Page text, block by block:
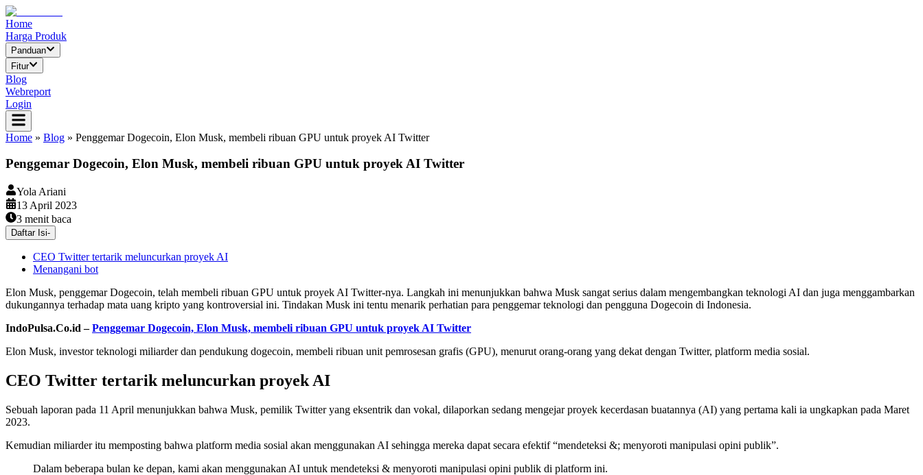
Home
Harga Produk
Panduan
Fitur
Blog
Webreport
Login
Home » Blog » Penggemar Dogecoin, Elon Musk, membeli ribuan GPU untuk proyek AI Twitter
Penggemar Dogecoin, Elon Musk, membeli ribuan GPU untuk proyek AI Twitter
Yola Ariani
13 April 2023
3 menit baca
Daftar Isi-
CEO Twitter tertarik meluncurkan proyek AI
Menangani bot
Elon Musk, penggemar Dogecoin, telah membeli ribuan GPU untuk proyek AI Twitter-nya. Langkah ini menunjukkan bahwa Musk sangat serius dalam mengembangkan teknologi AI dan juga menggambarkan
dukungannya terhadap mata uang kripto yang kontroversial ini. Tindakan Musk ini tentu menarik perhatian para penggemar teknologi dan pengguna Dogecoin di Indonesia.
IndoPulsa.Co.id –Penggemar Dogecoin, Elon Musk, membeli ribuan GPU untuk proyek AI Twitter
Elon Musk, investor teknologi miliarder dan pendukung dogecoin, membeli ribuan unit pemrosesan grafis (GPU), menurut orang-orang yang dekat dengan Twitter, platform media sosial.
CEO Twitter tertarik meluncurkan proyek AI
Sebuah laporan pada 11 April menunjukkan bahwa Musk, pemilik Twitter yang eksentrik dan vokal, dilaporkan sedang mengejar proyek kecerdasan buatannya (AI) yang pertama kali ia ungkapkan pada Maret
2023.
Kemudian miliarder itu memposting bahwa platform media sosial akan menggunakan AI sehingga mereka dapat secara efektif “mendeteksi &; menyoroti manipulasi opini publik”.
Dalam beberapa bulan ke depan, kami akan menggunakan AI untuk mendeteksi & menyoroti manipulasi opini publik di platform ini.